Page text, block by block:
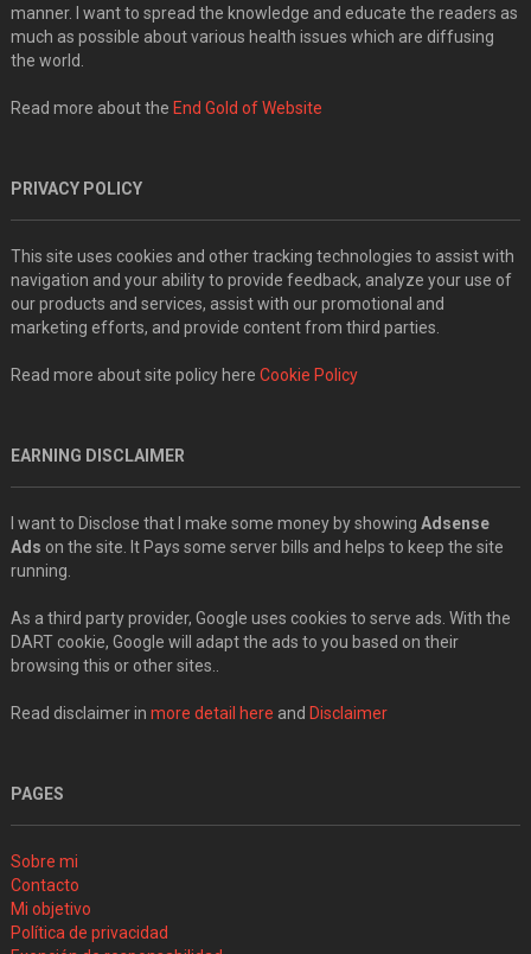
manner. I want to spread the knowledge and educate the readers as
much as possible about various health issues which are diffusing
the world.
Read more about the End Gold of Website
PRIVACY POLICY
This site uses cookies and other tracking technologies to assist with
navigation and your ability to provide feedback, analyze your use of
our products and services, assist with our promotional and
marketing efforts, and provide content from third parties.
Read more about site policy here Cookie Policy
EARNING DISCLAIMER
I want to Disclose that I make some money by showing Adsense
Ads on the site. It Pays some server bills and helps to keep the site
running.
As a third party provider, Google uses cookies to serve ads. With the
DART cookie, Google will adapt the ads to you based on their
browsing this or other sites..
Read disclaimer in more detail here and Disclaimer
PAGES
Sobre mi
Contacto
Mi objetivo
Política de privacidad